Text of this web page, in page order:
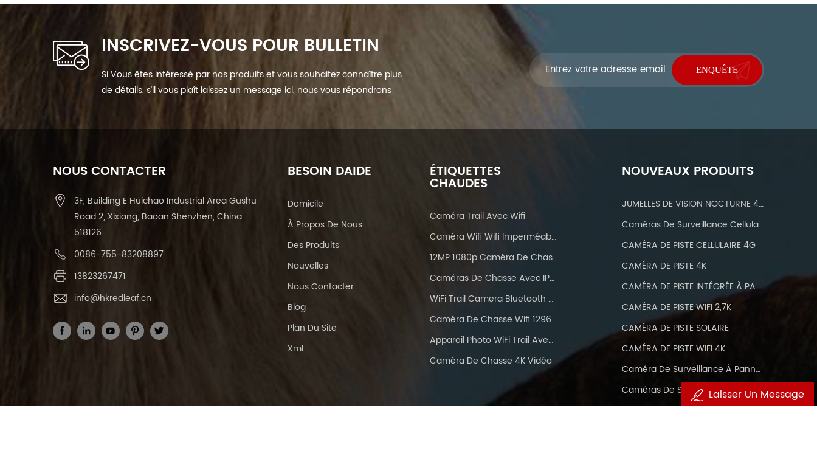
INSCRIVEZ-VOUS POUR BULLETIN
Si Vous êtes intéressé par nos produits et vous souhaitez connaître plus
de détails, s'il vous plaît laissez un message ici, nous vous répondrons
dès que nous Can.
NOUS CONTACTER
3F, Building E Huichao Industrial Area Gushu
Road 2, Xixiang, Baoan Shenzhen, China
518126
0086-755-83208897
13823267471
info@hkredleaf.cn
BESOIN DAIDE
Domicile
À Propos De Nous
Des Produits
Nouvelles
Nous Contacter
Blog
Plan Du Site
Xml
ÉTIQUETTES
CHAUDES
Caméra Trail Avec Wifi
Caméra Wifi Wifi Imperméable IP 66
12MP 1080p Caméra De Chasse
Caméras De Chasse Avec IP66 Étanche
WiFi Trail Camera Bluetooth 24MP
Caméra De Chasse Wifi 1296p HD
Appareil Photo WiFi Trail Avec Trois Pir
Caméra De Chasse 4K Vidéo
NOUVEAUX PRODUITS
JUMELLES DE VISION NOCTURNE 4K NTK20
Caméras De Surveillance Cellulaires 4G LTE
CAMÉRA DE PISTE CELLULAIRE 4G
CAMÉRA DE PISTE 4K
CAMÉRA DE PISTE INTÉGRÉE À PANNEAU SOLAIRE 4K
CAMÉRA DE PISTE WIFI 2,7K
CAMÉRA DE PISTE SOLAIRE
CAMÉRA DE PISTE WIFI 4K
Caméra De Surveillance À Panneau Solaire
Caméras De Surveillance Cellulaires 4G
Laisser Un Message